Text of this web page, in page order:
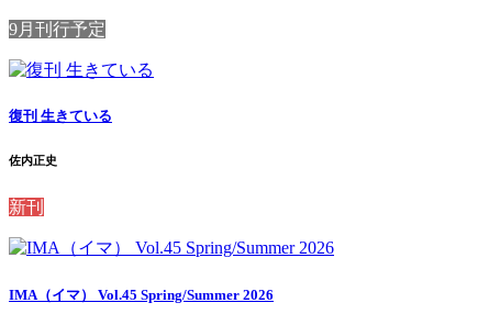
9月刊行予定
復刊 生きている
佐内正史
新刊
IMA（イマ） Vol.45 Spring/Summer 2026